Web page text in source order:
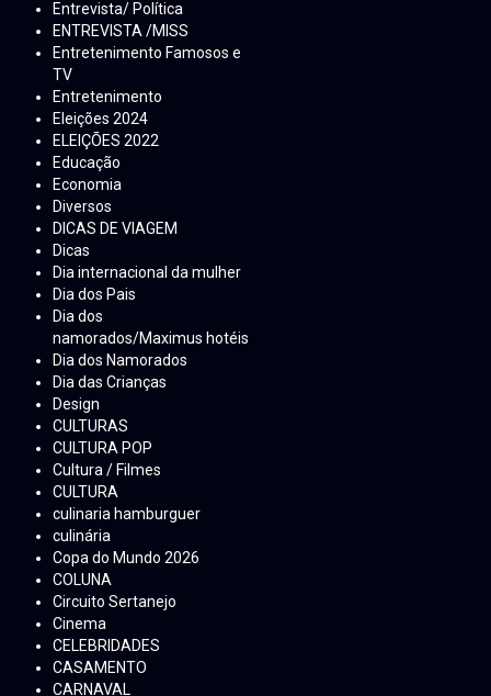
Entrevista/ Política
ENTREVISTA /MISS
Entretenimento Famosos e
TV
Entretenimento
Eleições 2024
ELEIÇÕES 2022
Educação
Economia
Diversos
DICAS DE VIAGEM
Dicas
Dia internacional da mulher
Dia dos Pais
Dia dos
namorados/Maximus hotéis
Dia dos Namorados
Dia das Crianças
Design
CULTURAS
CULTURA POP
Cultura / Filmes
CULTURA
culinaria hamburguer
culinária
Copa do Mundo 2026
COLUNA
Circuito Sertanejo
Cinema
CELEBRIDADES
CASAMENTO
CARNAVAL